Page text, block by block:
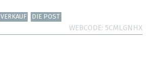
VERKAUF DIE POST
WEBCODE 5CMLGNHX